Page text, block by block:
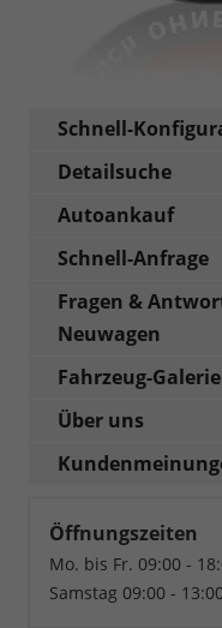
Schnell-
Detailsuche
Autoankauf
Schnell-Anfrage
Fragen &
Neuwagen
Fahrzeug-Galerie
Über uns
Öffnungszeiten
Mo. bis Fr. 09:00 -
Samstag 09:00 -